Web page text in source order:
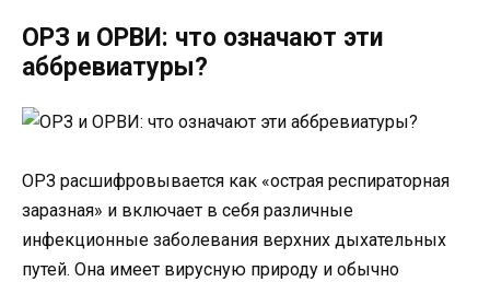
ОРЗ и ОРВИ: что означают эти
аббревиатуры?
ОРЗ расшифровывается как «острая респираторная
заразная» и включает в себя различные
инфекционные заболевания верхних дыхательных
путей. Она имеет вирусную природу и обычно